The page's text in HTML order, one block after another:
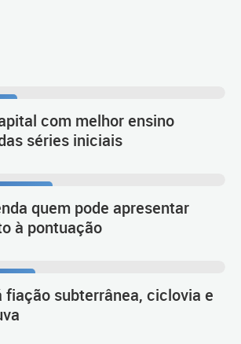
com melhor ensino
séries iniciais
quem pode apresentar
à pontuação
fiação subterrânea, ciclovia e